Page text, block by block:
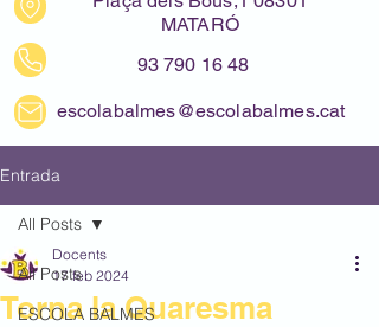
MATARÓ
93 790 16 48
escolabalmes@escolabalmes.cat
Entrada
All Posts
ESCOLA BALMES
All Posts
Torna la Quaresma
Docents
17 feb 2024